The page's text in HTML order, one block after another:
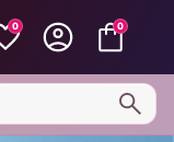
0 0